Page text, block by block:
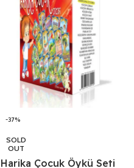
-37%
SOLD
OUT
Harika Çocuk Öykü Seti